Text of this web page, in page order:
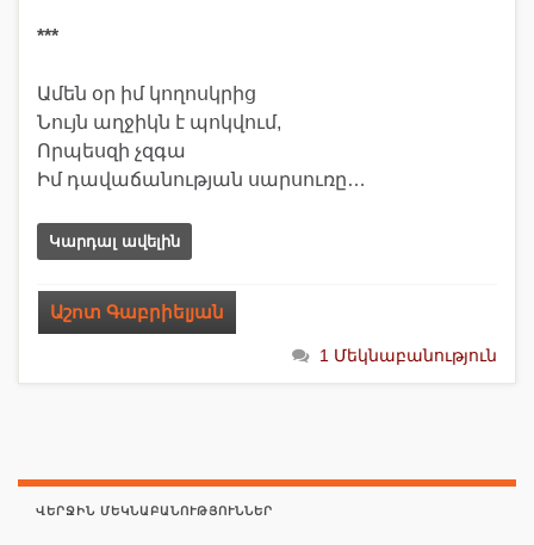
***
Ամեն օր իմ կողոսկրից
Նույն աղջիկն է պոկվում,
Որպեսզի չզգա
Իմ դավաճանության սարսուռը…
Կարդալ ավելին
Աշոտ Գաբրիելյան
1 Մեկնաբանություն
ՎԵՐՋԻՆ ՄԵԿՆԱԲԱՆՈՒԹՅՈՒՆՆԵՐ